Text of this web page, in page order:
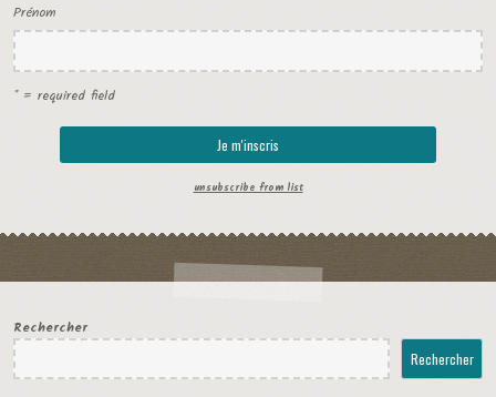
Prénom
* = required field
unsubscribe from list
Rechercher
Rechercher